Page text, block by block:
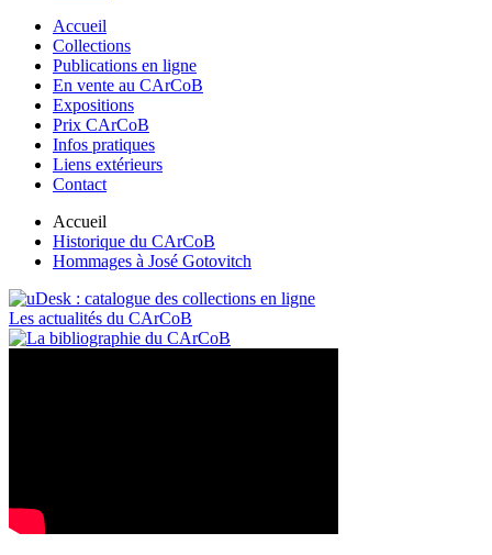
Accueil
Collections
Publications en ligne
En vente au CArCoB
Expositions
Prix CArCoB
Infos pratiques
Liens extérieurs
Contact
Accueil
Historique du CArCoB
Hommages à José Gotovitch
Les actualités du CArCoB